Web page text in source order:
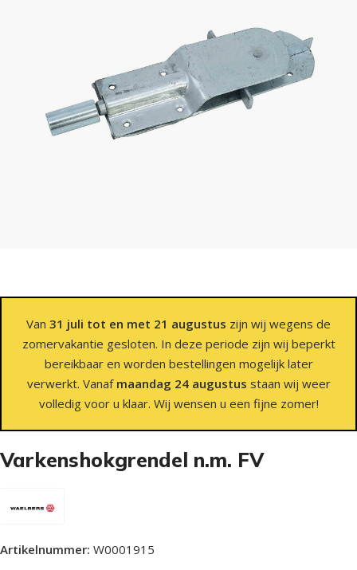
Van 31 juli tot en met 21 augustus zijn wij wegens de
zomervakantie gesloten. In deze periode zijn wij beperkt
bereikbaar en worden bestellingen mogelijk later
verwerkt. Vanaf maandag 24 augustus staan wij weer
volledig voor u klaar. Wij wensen u een fijne zomer!
Varkenshokgrendel n.m. FV
Artikelnummer: W0001915